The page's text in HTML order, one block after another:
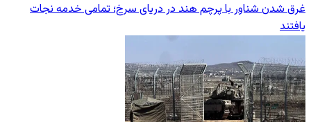
غرق شدن شناور با پرچم هند در دریای سرخ؛ تمامی خدمه نجات
یافتند